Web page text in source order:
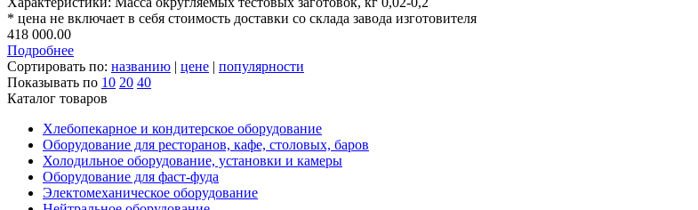
* цена не включает в себя стоимость доставки со склада завода изготовителя
418 000.00
Подробнее
Сортировать по: названию | цене | популярности
Показывать по 10 20 40
Каталог товаров
Хлебопекарное и кондитерское оборудование
Оборудование для ресторанов, кафе, столовых, баров
Холодильное оборудование, установки и камеры
Оборудование для фаст-фуда
Электомеханическое оборудование